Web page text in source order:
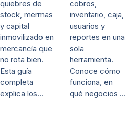
quiebres de
stock, mermas
y capital
inmovilizado en
mercancía que
no rota bien.
Esta guía
completa
explica los…
cobros,
inventario, caja,
usuarios y
reportes en una
sola
herramienta.
Conoce cómo
funciona, en
qué negocios …